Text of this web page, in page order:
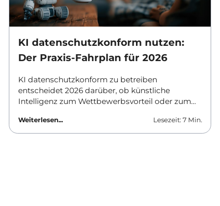
KI datenschutzkonform nutzen:
Der Praxis-Fahrplan für 2026
KI datenschutzkonform zu betreiben
entscheidet 2026 darüber, ob künstliche
Intelligenz zum Wettbewerbsvorteil oder zum
Unternehmen und Behörden brauchen klare
Antworten: Welche Tools sind erlaubt, was
Weiterlesen... Lesezeit: 7 Min.